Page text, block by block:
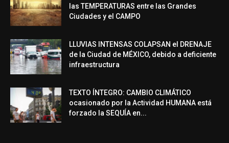
las TEMPERATURAS entre las Grandes
Ciudades y el CAMPO
LLUVIAS INTENSAS COLAPSAN el DRENAJE
de la Ciudad de MÉXICO, debido a deficiente
infraestructura
TEXTO ÍNTEGRO: CAMBIO CLIMÁTICO
ocasionado por la Actividad HUMANA está
forzado la SEQUÍA en...